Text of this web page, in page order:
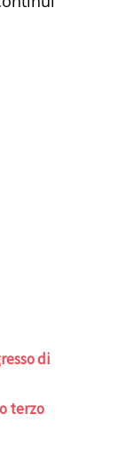
di
terzo